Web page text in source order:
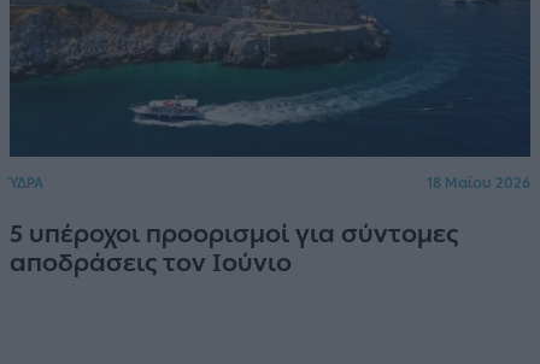
ΎΔΡΑ 18 Μαΐου 2026
5 υπέροχοι προορισμοί για σύντομες
αποδράσεις τον Ιούνιο